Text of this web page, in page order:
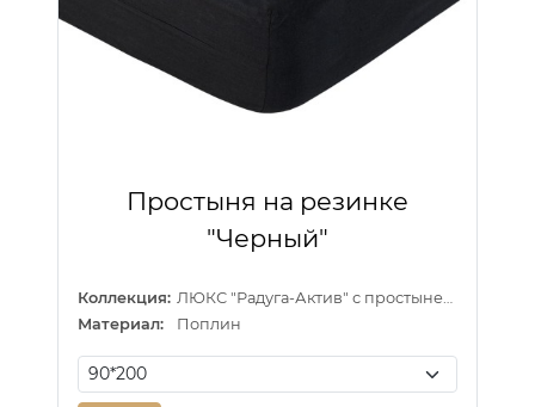
Простыня на резинке
"Черный"
Коллекция:
ЛЮКС "Радуга-Актив" с простыней на резинке
Материал:
Поплин